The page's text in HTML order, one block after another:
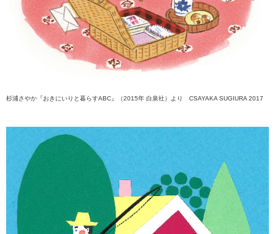
杉浦さやか『おきにいりと暮らすABC』（2015年 白泉社）より CSAYAKA SUGIURA 2017